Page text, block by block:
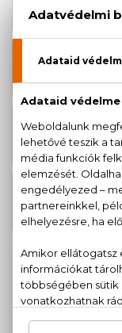
100% eredeti
garanciával
Kérdésed van,
20 779 1924